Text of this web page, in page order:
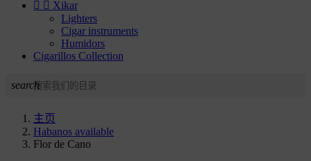
  Xikar
Lighters
Cigar instruments
Humidors
Cigarillos Collection
search
主页
Habanos available
Flor de Cano